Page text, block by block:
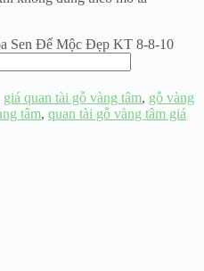
Sen Để Mộc Đẹp KT 8-8-10
giá quan tài gỗ vàng tâm, gỗ vàng
tâm, quan tài gỗ vàng tâm giá